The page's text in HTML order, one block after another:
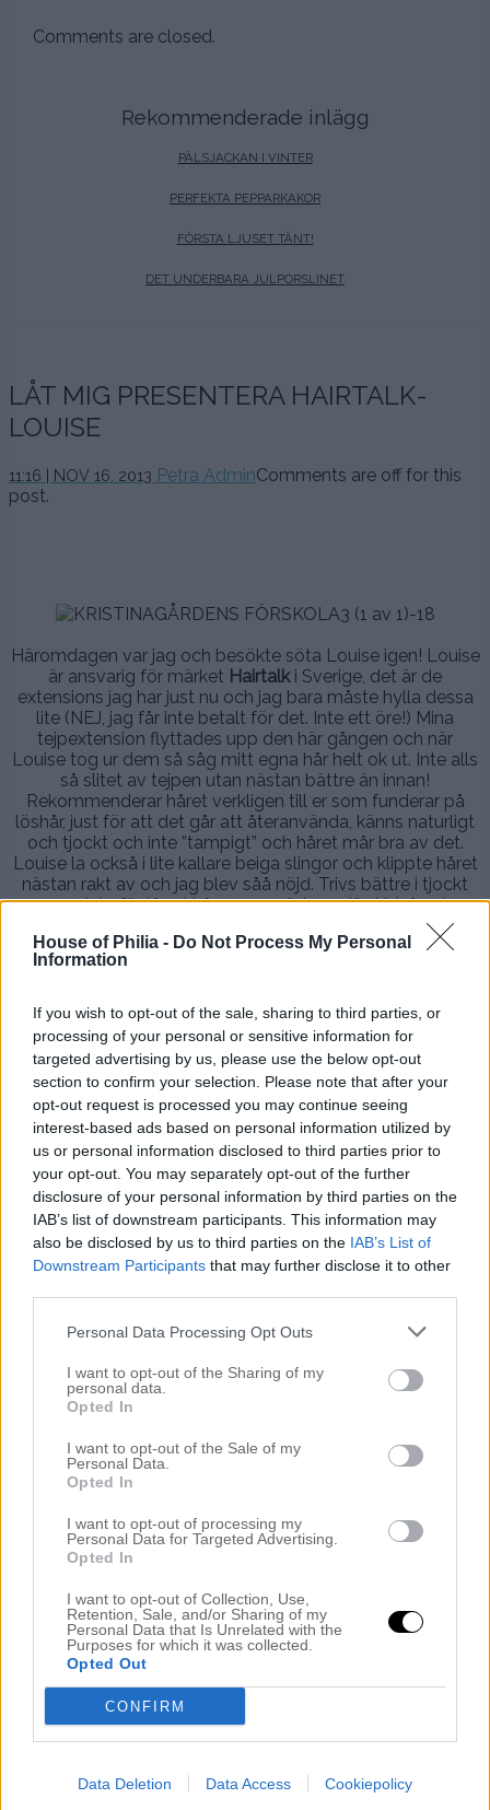
House of Philia - Do Not Process My Personal
Information
If you wish to opt-out of the sale, sharing to third parties, or
processing of your personal or sensitive information for
targeted advertising by us, please use the below opt-out
section to confirm your selection. Please note that after your
opt-out request is processed you may continue seeing
interest-based ads based on personal information utilized by
us or personal information disclosed to third parties prior to
your opt-out. You may separately opt-out of the further
disclosure of your personal information by third parties on the
IAB’s list of downstream participants. This information may
also be disclosed by us to third parties on the IAB’s List of
Downstream Participants that may further disclose it to other
Personal Data Processing Opt Outs
I want to opt-out of the Sharing of my
personal data.
Opted In
I want to opt-out of the Sale of my
Personal Data.
Opted In
I want to opt-out of processing my
Personal Data for Targeted Advertising.
Opted In
I want to opt-out of Collection, Use,
Retention, Sale, and/or Sharing of my
Personal Data that Is Unrelated with the
Purposes for which it was collected.
Opted Out
CONFIRM
Data Deletion Data Access Cookiepolicy
Comments are closed.
Rekommenderade inlägg
PÄLSJACKAN I VINTER
PERFEKTA PEPPARKAKOR
FÖRSTA LJUSET TÄNT!
DET UNDERBARA JULPORSLINET
LÅT MIG PRESENTERA HAIRTALK-
LOUISE
11:16 | NOV 16. 2013 Petra AdminComments are off for this
post.
Häromdagen var jag och besökte söta Louise igen! Louise
är ansvarig för märket Hairtalki Sverige, det är de
extensions jag har just nu och jag bara måste hylla dessa
lite (NEJ, jag får inte betalt för det. Inte ett öre!) Mina
tejpextension flyttades upp den här gången och när
Louise tog ur dem så såg mitt egna hår helt ok ut. Inte alls
så slitet av tejpen utan nästan bättre än innan!
Rekommenderar håret verkligen till er som funderar på
löshår, just för att det går att återanvända, känns naturligt
och tjockt och inte ”tampigt” och håret mår bra av det.
Louise la också i lite kallare beiga slingor och klippte håret
nästan rakt av och jag blev såå nöjd. Trivs bättre i tjockt
men inte för långt hår, ser mer ”elegant” ut:) (såg ni
förresten när Trinny & Susannah klippte av håret på någon
kvinna förra veckan i programmet där de stylar kändisar?
Oh my vilken kymig stämning det blev, tyckte verkligen
snyggare:) Nåväl. kontakta Louise louise@hairtalk.se om ni
undrar över något gällande Hairtalk. Hon kan svara på allt:)
.
.
.
Nu ska jag piffa till mig & fixa till mitt hår (plattar det nog:)
och sen ska det njutas lördag här!
..
See U girls!
Kategori :Okategoriserade
Share this article - choose your platform:
JULPYNT SMYGER SIG IN & NYA
TAVLOR
17:01 | NOV 15. 2013Petra AdminComments are off for this